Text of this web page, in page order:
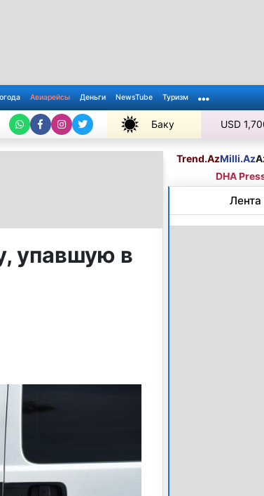
Авиарейсы Деньги NewsTube Туризм
Баку
+26℃
USD
упавшую в
Trend.AzMilli.Az
DHA
Лента